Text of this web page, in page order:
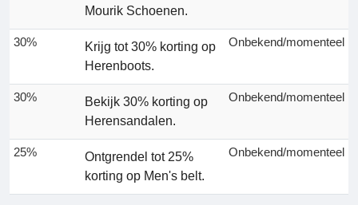
Mourik Schoenen.
30%
Krijg tot 30% korting op
Herenboots.
Onbekend/momenteel
30%
Bekijk 30% korting op
Herensandalen.
Onbekend/momenteel
25%
Ontgrendel tot 25%
korting op Men's belt.
Onbekend/momenteel